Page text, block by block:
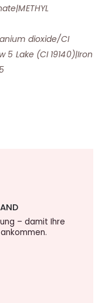
dioxide/CI
5 Lake (CI 19140)|Iron
– damit Ihre